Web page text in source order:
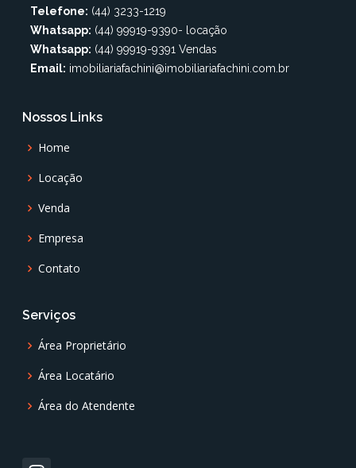
Telefone: (44) 3233-1219
Whatsapp: (44) 99919-9390- locação
Whatsapp: (44) 99919-9391 Vendas
Email: imobiliariafachini@imobiliariafachini.com.br
Nossos Links
Home
Locação
Venda
Empresa
Contato
Serviços
Área Proprietário
Área Locatário
Área do Atendente